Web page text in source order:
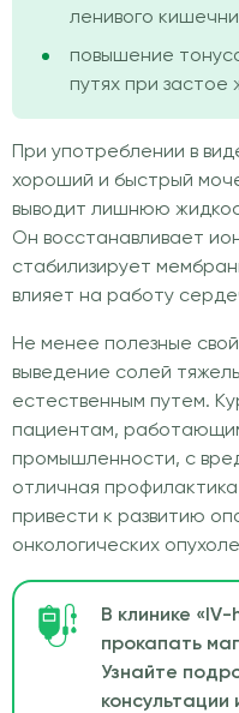
ленивого
повышение
путях при застое
При употреблении в
хороший и быстрый
выводит лишнюю
Он восстанавливает
стабилизирует
влияет на работу
Не менее полезные
выведение солей
естественным путем.
пациентам,
промышленности, с
отличная
привести к развитию
онкологических
В клинике
прокапать
Узнайте